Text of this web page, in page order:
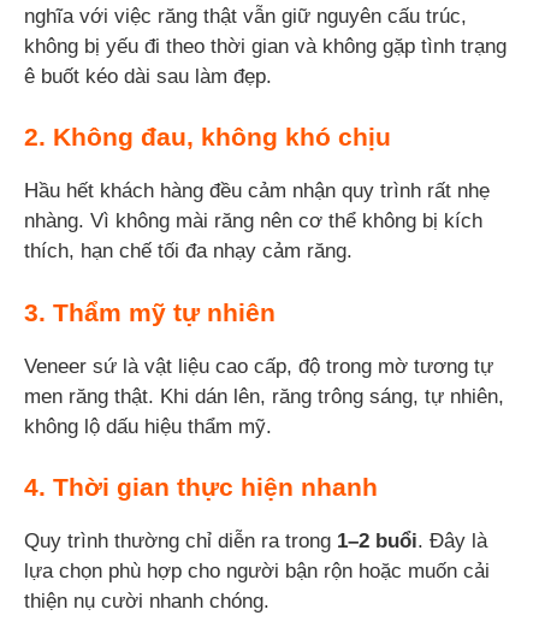
nghĩa với việc răng thật vẫn giữ nguyên cấu trúc,
không bị yếu đi theo thời gian và không gặp tình trạng
ê buốt kéo dài sau làm đẹp.
2. Không đau, không khó chịu
Hầu hết khách hàng đều cảm nhận quy trình rất nhẹ
nhàng. Vì không mài răng nên cơ thể không bị kích
thích, hạn chế tối đa nhạy cảm răng.
3. Thẩm mỹ tự nhiên
Veneer sứ là vật liệu cao cấp, độ trong mờ tương tự
men răng thật. Khi dán lên, răng trông sáng, tự nhiên,
không lộ dấu hiệu thẩm mỹ.
4. Thời gian thực hiện nhanh
Quy trình thường chỉ diễn ra trong 1–2 buổi. Đây là
lựa chọn phù hợp cho người bận rộn hoặc muốn cải
thiện nụ cười nhanh chóng.